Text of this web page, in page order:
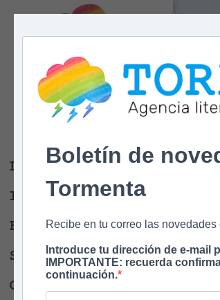
Boletín de
Tormenta
Recibe en tu correo las
Introduce tu dirección de e-mail
IMPORTANTE: recuerda
continuación.
Tormenta
Agencia literaria
Libros
Ilustradores
Escritores
Sobre nosotros
Contacto